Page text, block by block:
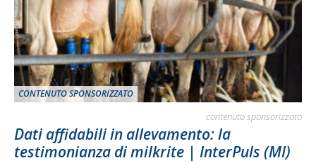
CONTENUTO SPONSORIZZATO
contenuto sponsorizzato
Dati affidabili in allevamento: la
testimonianza di milkrite | InterPuls (MI)